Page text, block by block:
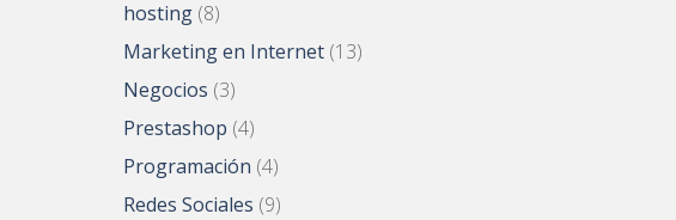
hosting (8)
Marketing en Internet (13)
Negocios (3)
Prestashop (4)
Programación (4)
Redes Sociales (9)